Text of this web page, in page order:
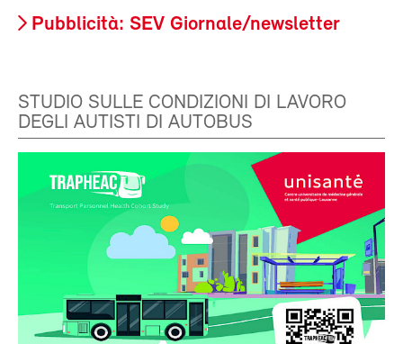
Pubblicità: SEV Giornale/newsletter
STUDIO SULLE CONDIZIONI DI LAVORO
DEGLI AUTISTI DI AUTOBUS